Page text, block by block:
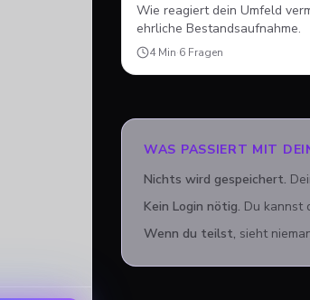
Wie reagiert dein Umfeld
ehrliche Bestandsaufnahme.
4Min·6 Fragen
WAS PASSIERT MIT
Nichts wird gespeichert.
Kein Login nötig. Du kannst
Wenn du teilst, sieht